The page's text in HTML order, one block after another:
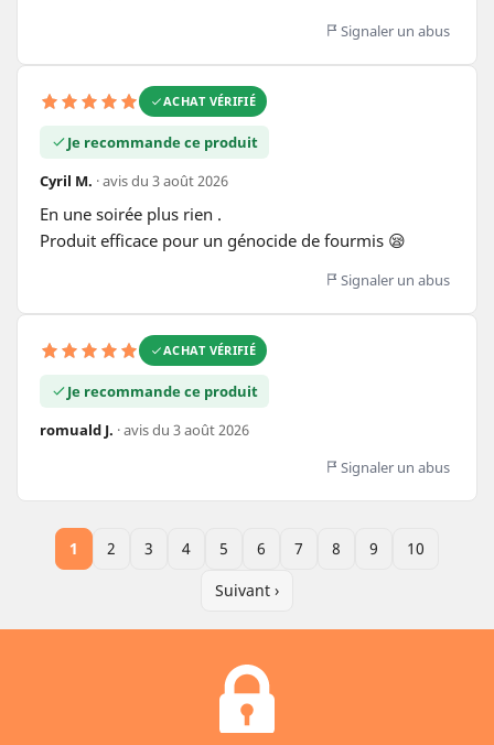
Signaler un abus
ACHAT VÉRIFIÉ
Je recommande ce produit
Cyril M. · avis du 3 août 2026
En une soirée plus rien .
Produit efficace pour un génocide de fourmis 😪
Signaler un abus
ACHAT VÉRIFIÉ
Je recommande ce produit
romuald J. · avis du 3 août 2026
Signaler un abus
1 2 3 4 5 6 7 8 9
10
Suivant ›